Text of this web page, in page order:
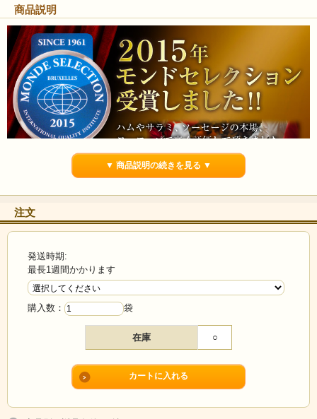
商品説明
▼ 商品説明の続きを見る ▼
注文
発送時期:
最長1週間かかります
購入数： 袋
在庫 ○